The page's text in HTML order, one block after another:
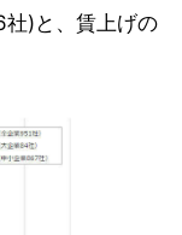
社)と、賃上げの